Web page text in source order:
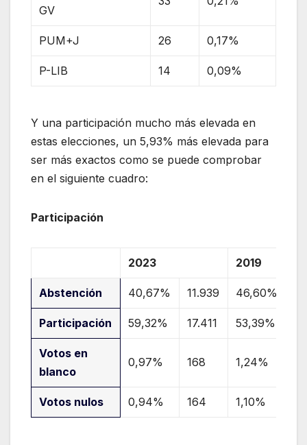
GV
PUM+J 26 0,17%
P-LIB 14 0,09%
Y una participación mucho más elevada en
estas elecciones, un 5,93% más elevada para
ser más exactos como se puede comprobar
en el siguiente cuadro:
Participación
2023 2019
Abstención 40,67% 11.939 46,60%
Participación 59,32% 17.411 53,39%
Votos en
blanco
0,97% 168 1,24%
Votos nulos 0,94% 164 1,10%